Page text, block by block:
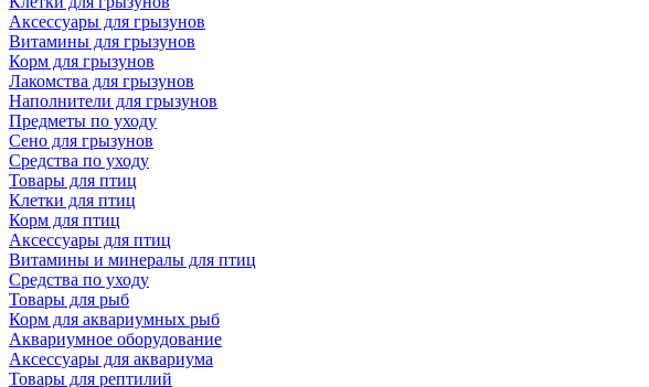
Аксессуары для грызунов
Витамины для грызунов
Корм для грызунов
Лакомства для грызунов
Наполнители для грызунов
Предметы по уходу
Сено для грызунов
Средства по уходу
Товары для птиц
Клетки для птиц
Корм для птиц
Аксессуары для птиц
Витамины и минералы для птиц
Средства по уходу
Товары для рыб
Корм для аквариумных рыб
Аквариумное оборудование
Аксессуары для аквариума
Товары для рептилий